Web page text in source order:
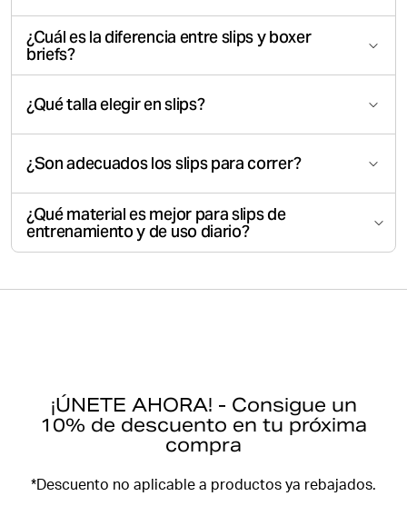
¿Cuál es la diferencia entre slips y boxer
briefs?
¿Qué talla elegir en slips?
¿Son adecuados los slips para correr?
¿Qué material es mejor para slips de
entrenamiento y de uso diario?
¡ÚNETE AHORA! - Consigue un
10% de descuento en tu próxima
compra
*Descuento no aplicable a productos ya rebajados.